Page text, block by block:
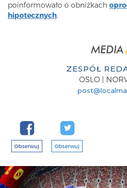
poinformowało o obniżkach
hipotecznych.
ZESPÓŁ
OSLO |
Obserwuj Obserwuj